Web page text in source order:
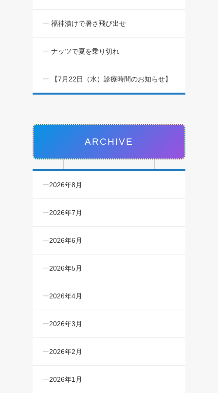
福神漬けで暑さ飛び出せ
ナッツで夏を乗り切れ
【7月22日（水）診療時間のお知らせ】
ARCHIVE
2026年8月
2026年7月
2026年6月
2026年5月
2026年4月
2026年3月
2026年2月
2026年1月